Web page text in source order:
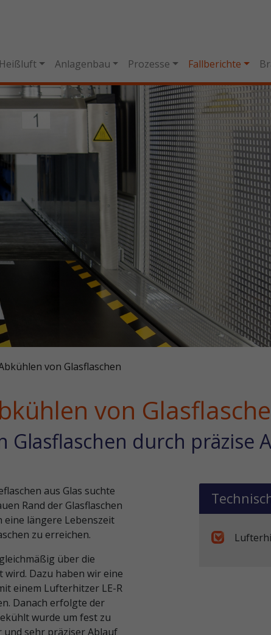
Heißluft Anlagenbau Prozesse Fallberichte
von Glasflaschen
von
Glasflaschen durch präzise
aus Glas suchte
Rand der Glasflaschen
eine längere Lebenszeit
zu erreichen.
über die
wird. Dazu haben wir eine
einem Lufterhitzer LE-R
Danach erfolgte der
wurde um fest zu
und sehr präziser Ablauf